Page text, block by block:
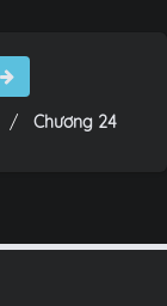
Chương 24